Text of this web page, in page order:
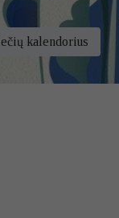
kalendorius
ė